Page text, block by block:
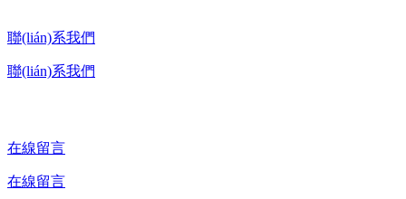
聯(lián)系我們
聯(lián)系我們
在線留言
在線留言